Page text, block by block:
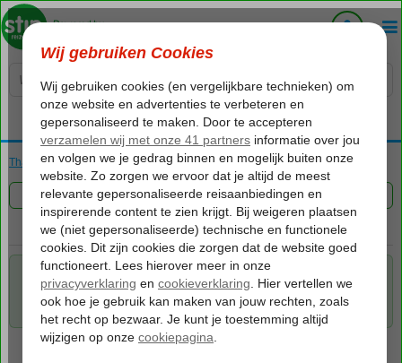
Voelt als thuiskomen...
Thailand Rondreizen
FILTER 0 AANBIEDINGEN
Voor de gekozen criteria hebben we helaas geen mogelijkheden.
Tip: verwijder een of meerdere criteria om toch mogelijkheden te
vinden.